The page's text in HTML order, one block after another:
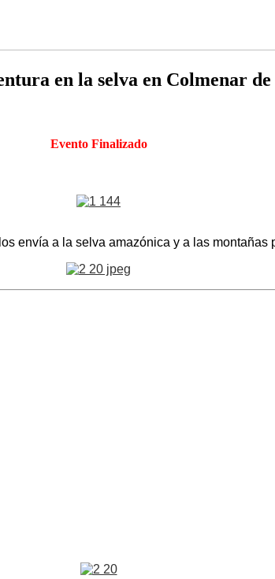
en la selva en Colmenar
Evento Finalizado
envía a la selva amazónica y a las montañas